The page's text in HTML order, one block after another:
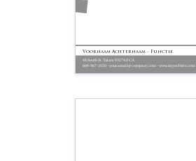
608-967-1020 - your.email@company.com - www.mywebsite.com
Voornaam Achternaam - Functie
48 South St. Tulare 93274.0 CA